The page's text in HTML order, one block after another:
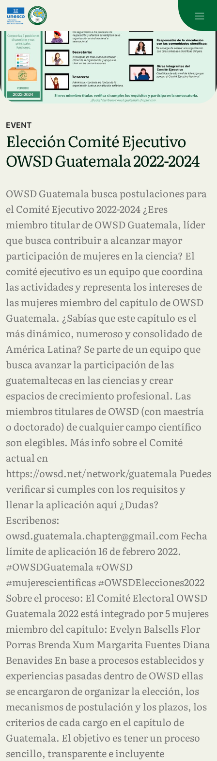
Skip to main content
EVENT
Elección Comité Ejecutivo
OWSD Guatemala 2022-2024
OWSD Guatemala busca postulaciones para
el Comité Ejecutivo 2022-2024 ¿Eres
miembro titular de OWSD Guatemala, líder
que busca contribuir a alcanzar mayor
participación de mujeres en la ciencia? El
comité ejecutivo es un equipo que coordina
las actividades y representa los intereses de
las mujeres miembro del capítulo de OWSD
Guatemala. ¿Sabías que este capítulo es el
más dinámico, numeroso y consolidado de
América Latina? Se parte de un equipo que
busca avanzar la participación de las
guatemaltecas en las ciencias y crear
espacios de crecimiento profesional. Las
miembros titulares de OWSD (con maestría
o doctorado) de cualquier campo científico
son elegibles. Más info sobre el Comité
actual en
https://owsd.net/network/guatemala Puedes
verificar si cumples con los requisitos y
llenar la aplicación aquí ¿Dudas?
Escribenos:
owsd.guatemala.chapter@gmail.com Fecha
límite de aplicación 16 de febrero 2022.
#OWSDGuatemala #OWSD
#mujerescientificas #OWSDElecciones2022
Sobre el proceso: El Comité Electoral OWSD
Guatemala 2022 está integrado por 5 mujeres
miembro del capítulo: Evelyn Balsells Flor
Porras Brenda Xum Margarita Fuentes Diana
Benavides En base a procesos establecidos y
experiencias pasadas dentro de OWSD ellas
se encargaron de organizar la elección, los
mecanismos de postulación y los plazos, los
criterios de cada cargo en el capítulo de
Guatemala. El objetivo es tener un proceso
sencillo, transparente e incluyente